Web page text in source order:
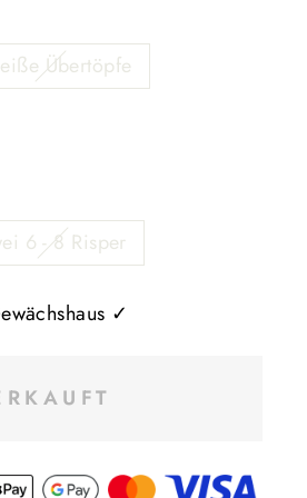
Übertöpfe
6 - 8 Risper
✓